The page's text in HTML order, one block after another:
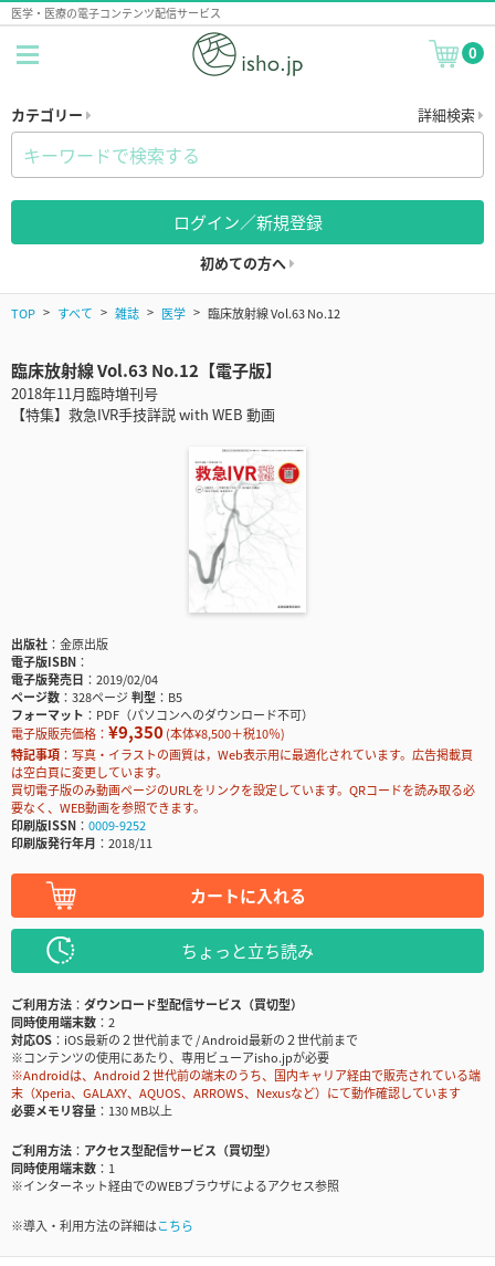
医学・医療の電子コンテンツ配信サービス
0
カテゴリー 詳細検索
ログイン／新規登録
初めての方へ
TOP すべて 雑誌 医学 臨床放射線 Vol.63 No.12
臨床放射線 Vol.63 No.12【電子版】
2018年11月臨時増刊号
【特集】救急IVR手技詳説 with WEB 動画
出版社
金原出版
電子版ISBN
電子版発売日
2019/02/04
ページ数
328ページ判型
B5
フォーマット
PDF（パソコンへのダウンロード不可）
電子版販売価格： ¥9,350(本体¥8,500＋税10％)
特記事項
写真・イラストの画質は，Web表示用に最適化されています。広告掲載頁
は空白頁に変更しています。
買切電子版のみ動画ページのURLをリンクを設定しています。QRコードを読み取る必
要なく、WEB動画を参照できます。
印刷版ISSN
0009-9252
印刷版発行年月
2018/11
カートに入れる
ちょっと立ち読み
ご利用方法
ダウンロード型配信サービス（買切型）
同時使用端末数
2
対応OS
iOS最新の２世代前まで / Android最新の２世代前まで
※コンテンツの使用にあたり、専用ビューアisho.jpが必要
※Androidは、Android２世代前の端末のうち、国内キャリア経由で販売されている端
末（Xperia、GALAXY、AQUOS、ARROWS、Nexusなど）にて動作確認しています
必要メモリ容量
130 MB以上
ご利用方法
アクセス型配信サービス（買切型）
同時使用端末数
1
※インターネット経由でのWEBブラウザによるアクセス参照
※導入・利用方法の詳細はこちら